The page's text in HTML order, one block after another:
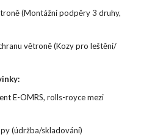
(Montážní podpěry 3 druhy,
větroně (Kozy pro leštění/
E-OMRS, rolls-royce mezi
(údržba/skladování)